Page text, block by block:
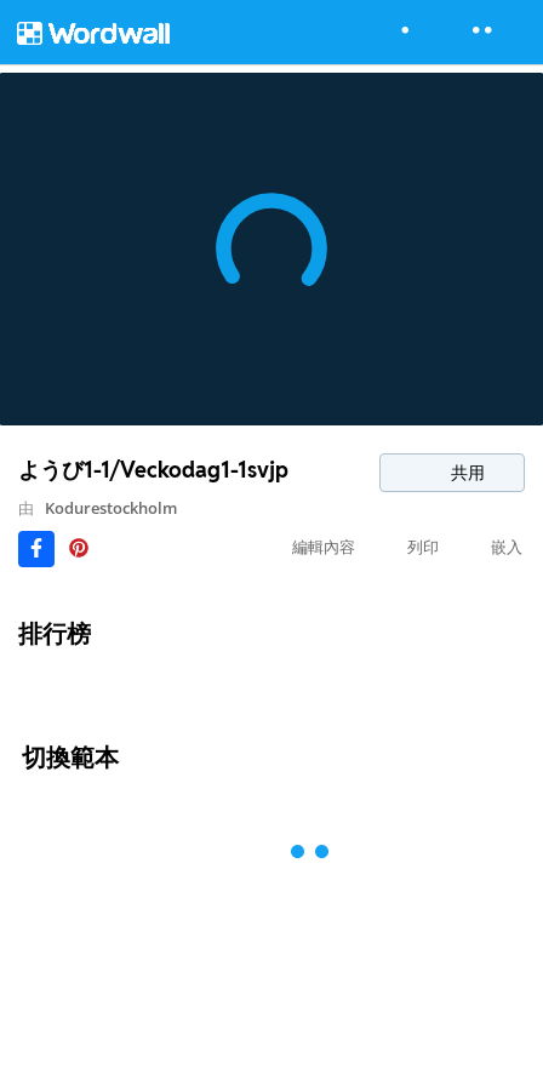
ようび1-1/Veckodag1-1svjp 共用
由
Kodurestockholm
編輯內容
列印 嵌入
排行榜
切換範本